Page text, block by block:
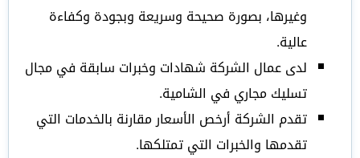
وغيرها، بصورة صحيحة وسريعة وبجودة وكفاءة
عالية.
لدى عمال الشركة شهادات وخبرات سابقة في مجال
تسليك مجاري في الشامية.
تقدم الشركة أرخص الأسعار مقارنة بالخدمات التي
تقدمها والخبرات التي تمتلكها.